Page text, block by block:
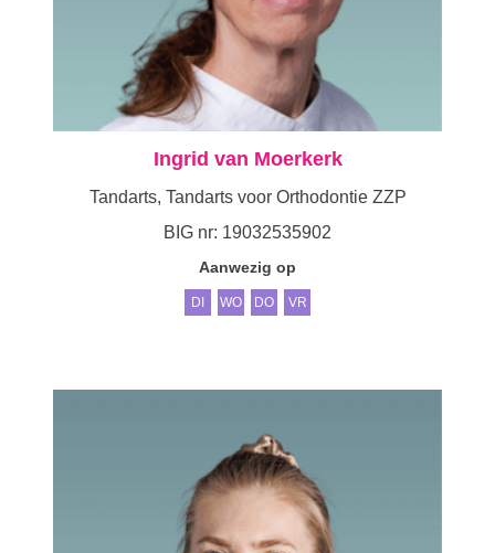
Ingrid van Moerkerk
Tandarts, Tandarts voor Orthodontie ZZP
BIG nr: 19032535902
Aanwezig op
DI WO DO VR